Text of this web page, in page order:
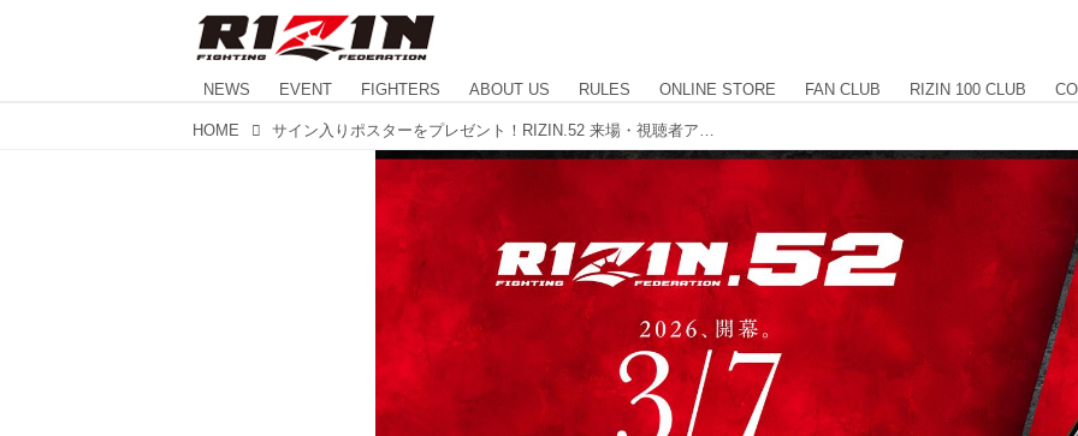
NEWS EVENT FIGHTERS ABOUT US RULES ONLINE STORE FAN CLUB RIZIN 100 CLUB
HOME